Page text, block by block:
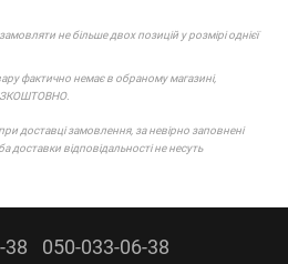
не більше двох позицій у розмірі однієї
фактично немає в обраному магазині,
доставці замовлення, за невірно заповнені
доставки відповідальності не несуть
38 050-033-06-38